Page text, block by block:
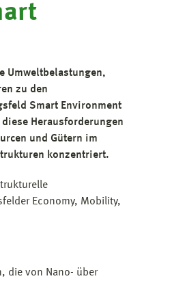
Umweltbelastungen,
zu den
Smart Environment
Herausforderungen
und Gütern im
konzentriert.
Economy, Mobility,
die von Nano- über